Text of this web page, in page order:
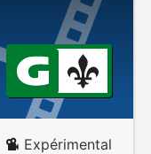
Expérimental